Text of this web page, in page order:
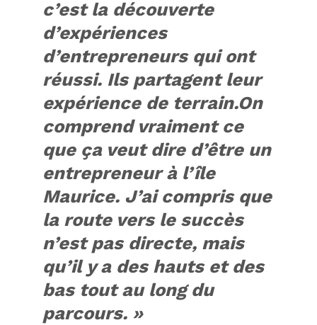
c’est la découverte
d’expériences
d’entrepreneurs qui ont
réussi. Ils partagent leur
expérience de terrain.On
comprend vraiment ce
que ça veut dire d’être un
entrepreneur à l’île
Maurice. J’ai compris que
la route vers le succès
n’est pas directe, mais
qu’il y a des hauts et des
bas tout au long du
parcours. »